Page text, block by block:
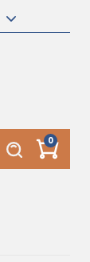
0